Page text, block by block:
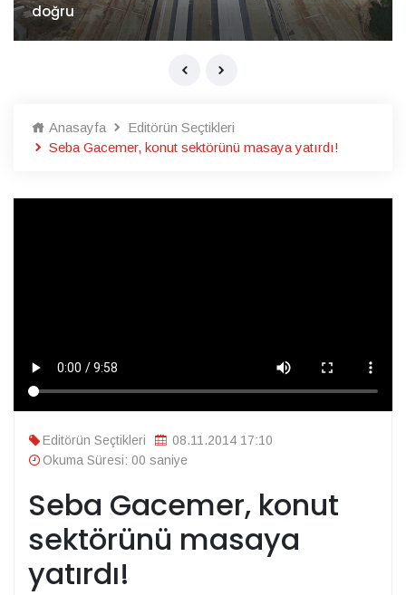
dönemi başladı
Anasayfa
Editörün Seçtikleri
Seba Gacemer, konut sektörünü masaya yatırdı!
Editörün Seçtikleri
08.11.2014 17:10
Okuma Süresi: 00 saniye
Seba Gacemer, konut
sektörünü masaya
yatırdı!